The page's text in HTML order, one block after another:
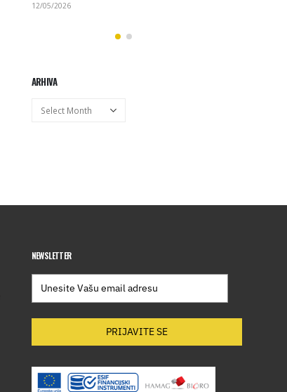
12/05/2026
ARHIVA
Arhiva
NEWSLETTER
PRIJAVITE SE